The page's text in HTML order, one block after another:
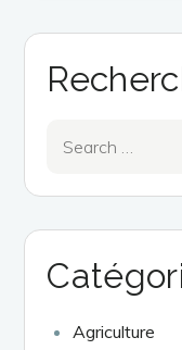
Agriculture